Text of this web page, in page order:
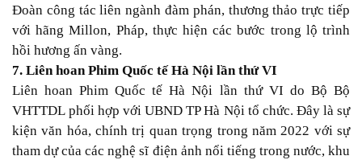
Đoàn công tác liên ngành đàm phán, thương thảo trực tiếp
với hãng Millon, Pháp, thực hiện các bước trong lộ trình
hồi hương ấn vàng.
7. Liên hoan Phim Quốc tế Hà Nội lần thứ VI
Liên hoan Phim Quốc tế Hà Nội lần thứ VI do Bộ Bộ
VHTTDL phối hợp với UBND TP Hà Nội tổ chức. Đây là sự
kiện văn hóa, chính trị quan trọng trong năm 2022 với sự
tham dự của các nghệ sĩ điện ảnh nổi tiếng trong nước, khu